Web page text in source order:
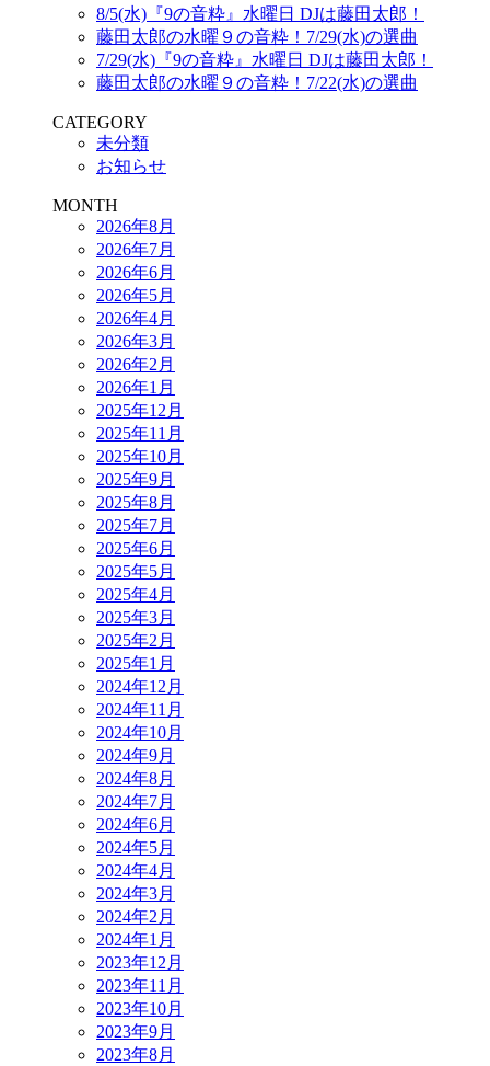
8/5(水)『9の音粋』水曜日 DJは藤田太郎！
藤田太郎の水曜９の音粋！7/29(水)の選曲
7/29(水)『9の音粋』水曜日 DJは藤田太郎！
藤田太郎の水曜９の音粋！7/22(水)の選曲
CATEGORY
未分類
お知らせ
MONTH
2026年8月
2026年7月
2026年6月
2026年5月
2026年4月
2026年3月
2026年2月
2026年1月
2025年12月
2025年11月
2025年10月
2025年9月
2025年8月
2025年7月
2025年6月
2025年5月
2025年4月
2025年3月
2025年2月
2025年1月
2024年12月
2024年11月
2024年10月
2024年9月
2024年8月
2024年7月
2024年6月
2024年5月
2024年4月
2024年3月
2024年2月
2024年1月
2023年12月
2023年11月
2023年10月
2023年9月
2023年8月